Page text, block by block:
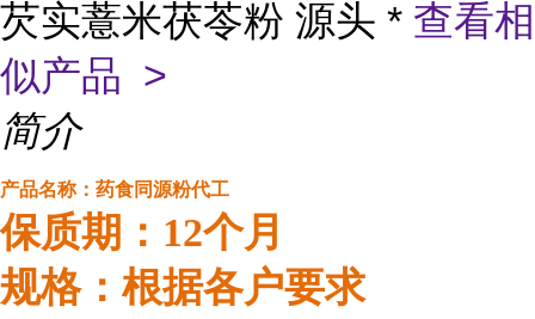
芡实薏米茯苓粉 源头 * 查看相
似产品 >
简介
产品名称： 药食同源粉代工
保质期：12个月
规格：根据各户要求